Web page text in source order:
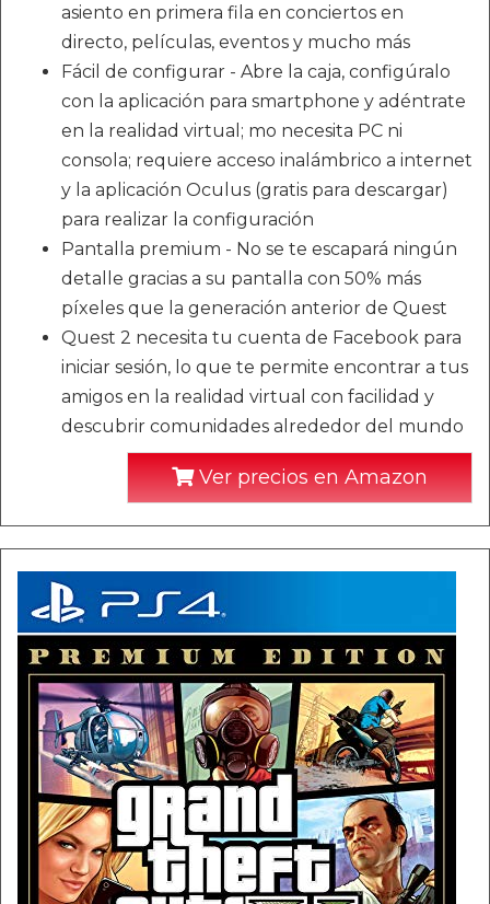
asiento en primera fila en conciertos en
directo, películas, eventos y mucho más
Fácil de configurar - Abre la caja, configúralo
con la aplicación para smartphone y adéntrate
en la realidad virtual; mo necesita PC ni
consola; requiere acceso inalámbrico a internet
y la aplicación Oculus (gratis para descargar)
para realizar la configuración
Pantalla premium - No se te escapará ningún
detalle gracias a su pantalla con 50% más
píxeles que la generación anterior de Quest
Quest 2 necesita tu cuenta de Facebook para
iniciar sesión, lo que te permite encontrar a tus
amigos en la realidad virtual con facilidad y
descubrir comunidades alrededor del mundo
Ver precios en Amazon